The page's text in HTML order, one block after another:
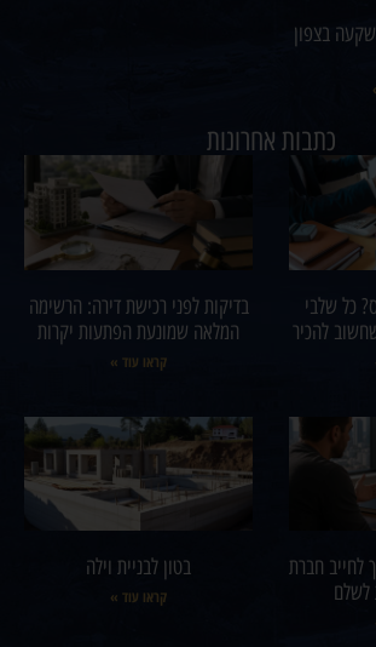
בצפון
כתבות אחרונות
כל שלבי
להכיר
בדיקות לפני רכישת דירה: הרשימה
המלאה שמונעת הפתעות יקרות
קראו עוד »
לחייב חברת
לשלם
בטון לבניית וילה
קראו עוד »